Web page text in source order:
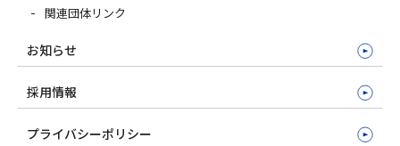
関連団体リンク
お知らせ
採用情報
プライバシーポリシー